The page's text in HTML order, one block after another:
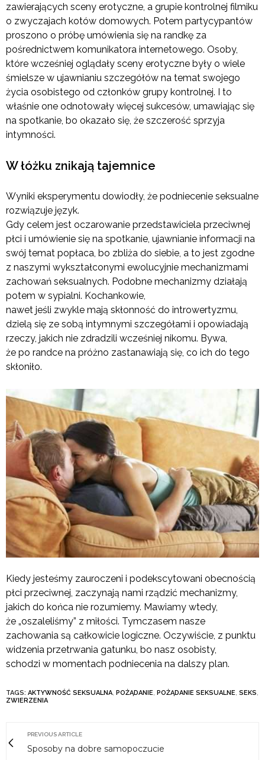
zawierających sceny erotyczne, a grupie kontrolnej filmiku
o zwyczajach kotów domowych. Potem partycypantów
proszono o próbę umówienia się na randkę za
pośrednictwem komunikatora internetowego. Osoby,
które wcześniej oglądały sceny erotyczne były o wiele
śmielsze w ujawnianiu szczegółów na temat swojego
życia osobistego od członków grupy kontrolnej. I to
właśnie one odnotowały więcej sukcesów, umawiając się
na spotkanie, bo okazało się, że szczerość sprzyja
intymności.
W łóżku znikają tajemnice
Wyniki eksperymentu dowiodły, że podniecenie seksualne
rozwiązuje język.
Gdy celem jest oczarowanie przedstawiciela przeciwnej
płci i umówienie się na spotkanie, ujawnianie informacji na
swój temat popłaca, bo zbliża do siebie, a to jest zgodne
z naszymi wykształconymi ewolucyjnie mechanizmami
zachowań seksualnych. Podobne mechanizmy działają
potem w sypialni. Kochankowie,
nawet jeśli zwykle mają skłonność do introwertyzmu,
dzielą się ze sobą intymnymi szczegółami i opowiadają
rzeczy, jakich nie zdradzili wcześniej nikomu. Bywa,
że po randce na próżno zastanawiają się, co ich do tego
skłoniło.
Kiedy jesteśmy zauroczeni i podekscytowani obecnością
płci przeciwnej, zaczynają nami rządzić mechanizmy,
jakich do końca nie rozumiemy. Mawiamy wtedy,
że „oszaleliśmy” z miłości. Tymczasem nasze
zachowania są całkowicie logiczne. Oczywiście, z punktu
widzenia przetrwania gatunku, bo nasz osobisty,
schodzi w momentach podniecenia na dalszy plan.
TAGS: AKTYWNOŚĆ SEKSUALNA, POŻĄDANIE, POŻĄDANIE SEKSUALNE, SEKS,
ZWIERZENIA
PREVIOUS ARTICLE
Sposoby na dobre samopoczucie